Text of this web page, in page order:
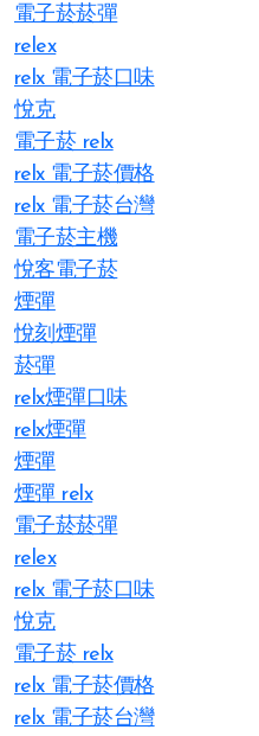
電子菸菸彈
relex
relx 電子菸口味
悅克
電子菸 relx
relx 電子菸價格
relx 電子菸台灣
電子菸主機
悅客電子菸
煙彈
悅刻煙彈
菸彈
relx煙彈口味
relx煙彈
煙彈
煙彈 relx
電子菸菸彈
relex
relx 電子菸口味
悅克
電子菸 relx
relx 電子菸價格
relx 電子菸台灣